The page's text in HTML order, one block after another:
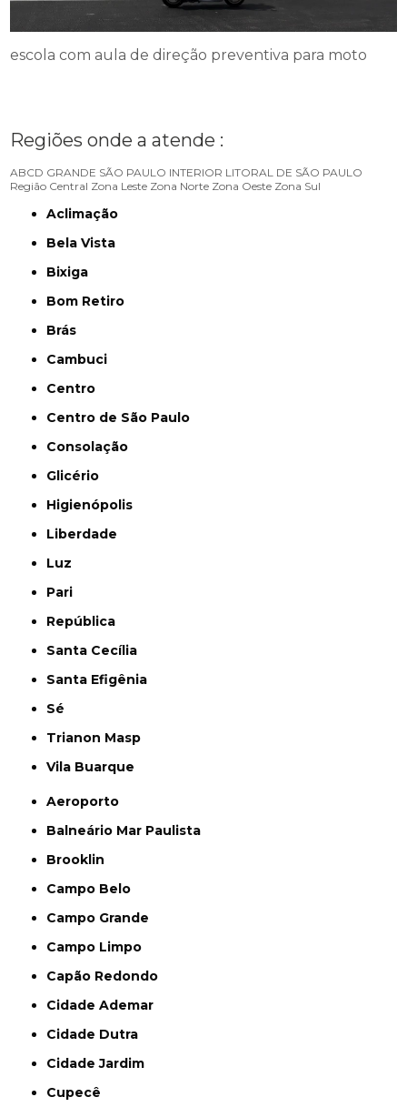
escola com aula de direção preventiva para moto
Regiões onde a atende :
ABCD GRANDE SÃO PAULO INTERIOR LITORAL DE SÃO PAULO
Região Central Zona Leste Zona Norte Zona Oeste Zona Sul
Aclimação
Bela Vista
Bixiga
Bom Retiro
Brás
Cambuci
Centro
Centro de São Paulo
Consolação
Glicério
Higienópolis
Liberdade
Luz
Pari
República
Santa Cecília
Santa Efigênia
Sé
Trianon Masp
Vila Buarque
Aeroporto
Balneário Mar Paulista
Brooklin
Campo Belo
Campo Grande
Campo Limpo
Capão Redondo
Cidade Ademar
Cidade Dutra
Cidade Jardim
Cupecê